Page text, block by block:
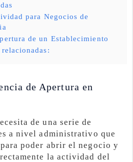
para Negocios de
de un Establecimiento
de Apertura en
de una serie de
a nivel administrativo que
poder abrir el negocio y
la actividad del